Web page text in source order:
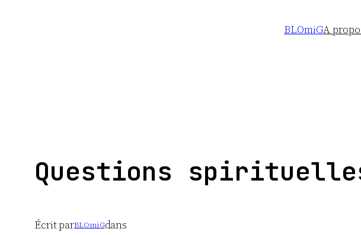
BLOmiGA
Questions
Écrit parBLOmiGdans